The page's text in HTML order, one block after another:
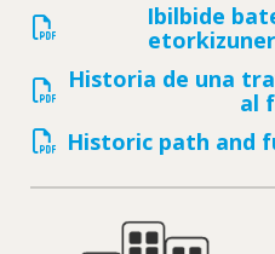
Ibilbide
Historia de una
al
Historic path and